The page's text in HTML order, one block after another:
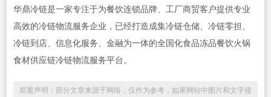
华鼎冷链是一家专注于为餐饮连锁品牌、工厂商贸客户提供专业
高效的冷链物流服务企业，已经打造成集冷链仓储、冷链零担、
冷链到店、信息化服务、金融为一体的全国化食品冻品餐饮火锅
食材供应链冷链物流服务平台。
郑重声明：部分文章来源于网络，仅作为参考，如果网站中图片和文字侵